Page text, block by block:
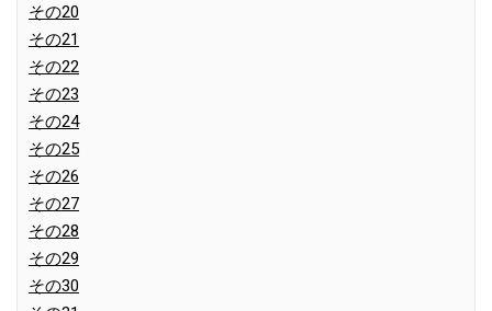
その20
その21
その22
その23
その24
その25
その26
その27
その28
その29
その30